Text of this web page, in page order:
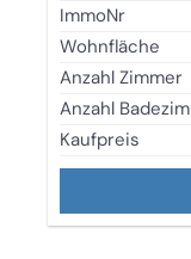
ImmoNr
Wohnfläche
Anzahl Zimmer
Anzahl
Kaufpreis